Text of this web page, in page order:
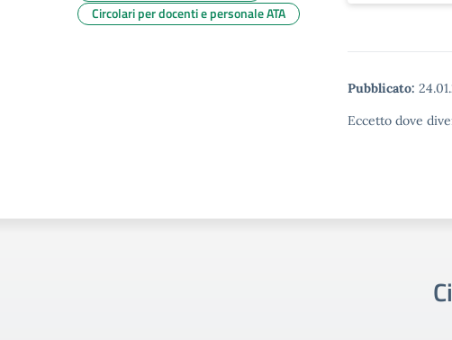
Pubblicato:
Eccetto dove
Circolari per docenti e personale ATA